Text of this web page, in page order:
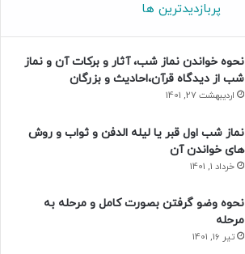
پربازدیدترین ها
نحوه خواندن نماز شب، آثار و برکات آن و نماز
شب از دیدگاه قرآن،احادیث و بزرگان
اردیبهشت 27, 1401
نماز شب اول قبر یا لیله الدفن و ثواب و روش
های خواندن آن
خرداد 1, 1401
نحوه وضو گرفتن بصورت کامل و مرحله به
مرحله
تیر 16, 1401